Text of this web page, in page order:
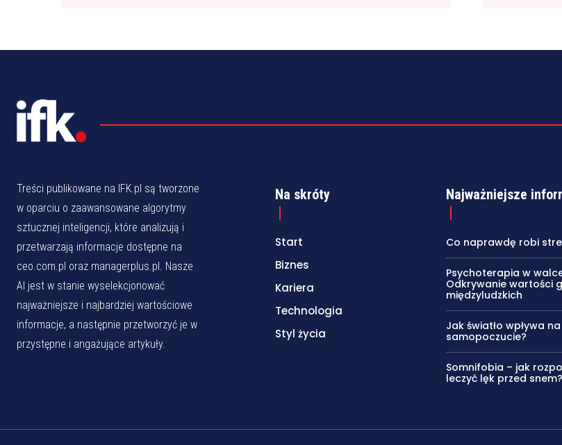
Treści publikowane na IFK.pl są tworzone
w oparciu o zaawansowane algorytmy
sztucznej inteligencji, które analizują i
przetwarzają informacje dostępne na
ceo.com.pl oraz managerplus.pl. Nasze
AI jest w stanie wyselekcjonować
najważniejsze i najbardziej wartościowe
informacje, a następnie przetworzyć je w
przystępne i angażujące artykuły.
Na skróty
Start
Biznes
Kariera
Technologia
Styl życia
Najważniejsze
Co naprawdę robi
Psychoterapia w
Odkrywanie wartości
międzyludzkich
Jak światło wpływa
samopoczucie?
Somnifobia – jak
leczyć lęk przed snem?